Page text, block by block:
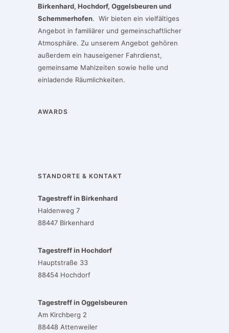
Birkenhard, Hochdorf, Oggelsbeuren und
Schemmerhofen. Wir bieten ein vielfältiges
Angebot in familiärer und gemeinschaftlicher
Atmosphäre. Zu unserem Angebot gehören
außerdem ein hauseigener Fahrdienst,
gemeinsame Mahlzeiten sowie helle und
einladende Räumlichkeiten.
AWARDS
STANDORTE & KONTAKT
Tagestreff in Birkenhard
Haldenweg 7
88447 Birkenhard
Tagestreff in Hochdorf
Hauptstraße 33
88454 Hochdorf
Tagestreff in Oggelsbeuren
Am Kirchberg 2
88448 Attenweiler